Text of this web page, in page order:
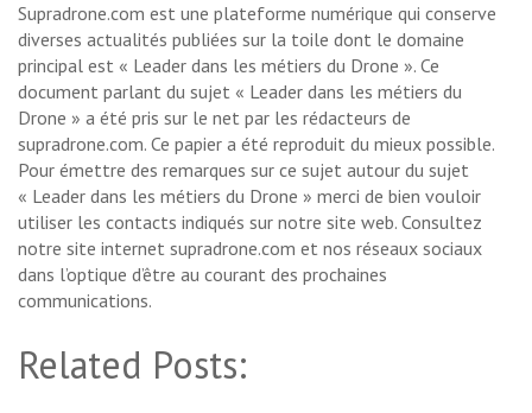
Supradrone.com est une plateforme numérique qui conserve
diverses actualités publiées sur la toile dont le domaine
principal est « Leader dans les métiers du Drone ». Ce
document parlant du sujet « Leader dans les métiers du
Drone » a été pris sur le net par les rédacteurs de
supradrone.com. Ce papier a été reproduit du mieux possible.
Pour émettre des remarques sur ce sujet autour du sujet
« Leader dans les métiers du Drone » merci de bien vouloir
utiliser les contacts indiqués sur notre site web. Consultez
notre site internet supradrone.com et nos réseaux sociaux
dans l’optique d’être au courant des prochaines
communications.
Related Posts: